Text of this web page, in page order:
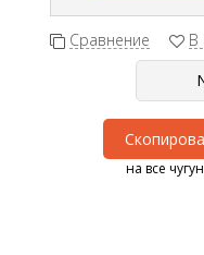
Сравнение В
на все